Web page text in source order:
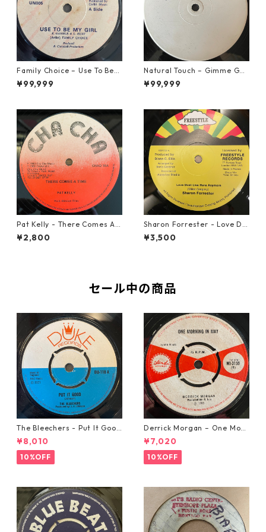
Family Choice – Use To Be
My Girl【7-22004】
¥99,999
Natural Touch – Gimme Goo
d Loving【12-50055】
¥99,999
Pat Kelly - There Comes A T
ime【12-50057】
¥2,800
Sharon Forrester - Love Do
n't Live Here Anymore【12-
50068】
¥3,500
セール中の商品
The Bleechers - Put It Good
【7-21637】
¥8,010
10%OFF
Derrick Morgan – One Morn
ing In May【7-21653】
¥7,020
10%OFF